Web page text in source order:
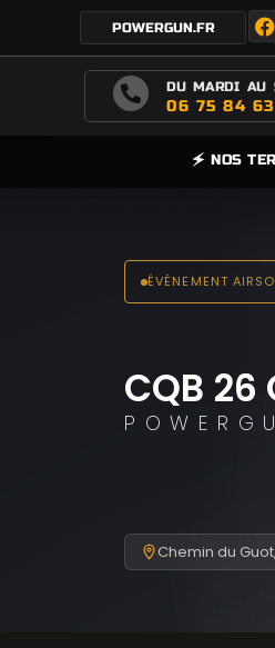
POWERGUN.FR
DU MARDI AU
06 75 84
🗲 NOS
ÉVÉNEMENT
CQB 26
Chemin du